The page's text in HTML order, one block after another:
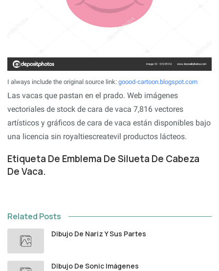
I always include the original source link: goood-cartoon.blogspot.com
Las vacas que pastan en el prado. Web imágenes
vectoriales de stock de cara de vaca 7,816 vectores
artísticos y gráficos de cara de vaca están disponibles bajo
una licencia sin royaltiescreatevil productos lácteos.
Etiqueta De Emblema De Silueta De Cabeza
De Vaca.
Related Posts
Dibujo De Nariz Y Sus Partes
Dibujo De Sonic Imágenes